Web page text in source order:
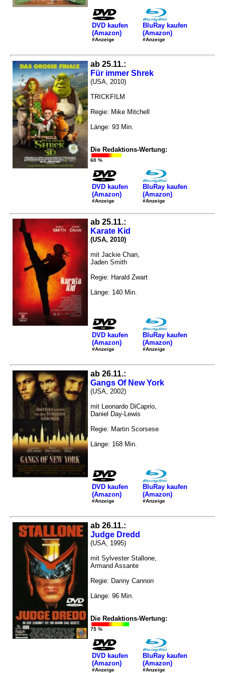
DVD kaufen
(Amazon)
#Anzeige
BluRay kaufen
(Amazon)
#Anzeige
ab 25.11.:
Für immer Shrek
(USA, 2010)
TRICKFILM
Regie: Mike Mitchell
Länge: 93 Min.
Die Redaktions-Wertung:
60 %
DVD kaufen
(Amazon)
#Anzeige
BluRay kaufen
(Amazon)
#Anzeige
ab 25.11.:
Karate Kid
(USA, 2010)
mit Jackie Chan,
Jaden Smith
Regie: Harald Zwart
Länge: 140 Min.
DVD kaufen
(Amazon)
#Anzeige
BluRay kaufen
(Amazon)
#Anzeige
ab 26.11.:
Gangs Of New York
(USA, 2002)
mit Leonardo DiCaprio,
Daniel Day-Lewis
Regie: Martin Scorsese
Länge: 168 Min.
DVD kaufen
(Amazon)
#Anzeige
BluRay kaufen
(Amazon)
#Anzeige
ab 26.11.:
Judge Dredd
(USA, 1995)
mit Sylvester Stallone,
Armand Assante
Regie: Danny Cannon
Länge: 96 Min.
Die Redaktions-Wertung:
75 %
DVD kaufen
(Amazon)
#Anzeige
BluRay kaufen
(Amazon)
#Anzeige